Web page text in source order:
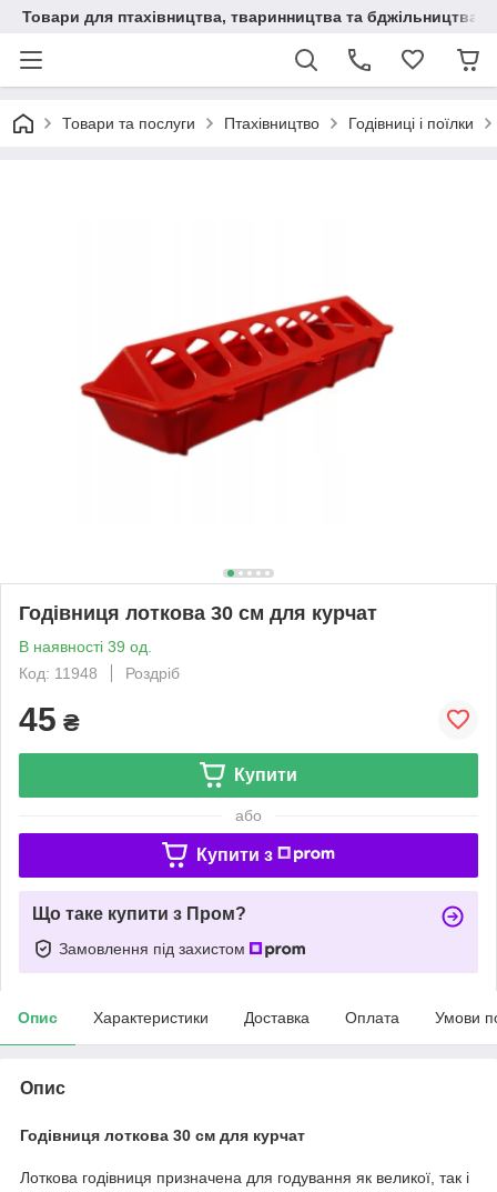
Товари для птахівництва, тваринництва та бджільництва
Товари та послуги Птахівництво Годівниці і поїлки
Годівниця лоткова 30 см для курчат
В наявності 39 од.
Код: 11948
Роздріб
45 ₴
Купити
або
Купити з
Що таке купити з Пром?
Замовлення під захистом
Опис Характеристики Доставка Оплата Умови
Опис
Годівниця лоткова 30 см для курчат
Лоткова годівниця призначена для годування як великої, так і